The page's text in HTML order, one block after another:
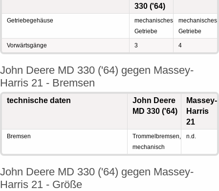
330 ('64)
Getriebegehäuse
mechanisches
Getriebe
mechanisches
Getriebe
Vorwärtsgänge 3 4
John Deere MD 330 ('64) gegen Massey-
Harris 21 - Bremsen
technische daten
John Deere
MD 330 ('64)
Massey-
Harris
21
Bremsen
Trommelbremsen,
mechanisch
n.d.
John Deere MD 330 ('64) gegen Massey-
Harris 21 - Größe